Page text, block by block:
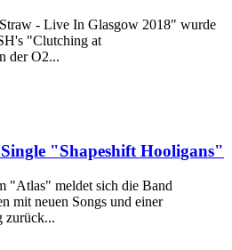
- Live In Glasgow 2018" wurde
"Clutching at
der O2...
"Shapeshift Hooligans"
"Atlas" meldet sich die Band
mit neuen Songs und einer
zurück...